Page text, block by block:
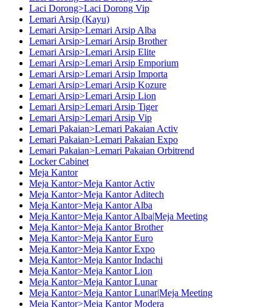
Laci Dorong>Laci Dorong Vip
Lemari Arsip (Kayu)
Lemari Arsip>Lemari Arsip Alba
Lemari Arsip>Lemari Arsip Brother
Lemari Arsip>Lemari Arsip Elite
Lemari Arsip>Lemari Arsip Emporium
Lemari Arsip>Lemari Arsip Importa
Lemari Arsip>Lemari Arsip Kozure
Lemari Arsip>Lemari Arsip Lion
Lemari Arsip>Lemari Arsip Tiger
Lemari Arsip>Lemari Arsip Vip
Lemari Pakaian>Lemari Pakaian Activ
Lemari Pakaian>Lemari Pakaian Expo
Lemari Pakaian>Lemari Pakaian Orbitrend
Locker Cabinet
Meja Kantor
Meja Kantor>Meja Kantor Activ
Meja Kantor>Meja Kantor Aditech
Meja Kantor>Meja Kantor Alba
Meja Kantor>Meja Kantor Alba|Meja Meeting
Meja Kantor>Meja Kantor Brother
Meja Kantor>Meja Kantor Euro
Meja Kantor>Meja Kantor Expo
Meja Kantor>Meja Kantor Indachi
Meja Kantor>Meja Kantor Lion
Meja Kantor>Meja Kantor Lunar
Meja Kantor>Meja Kantor Lunar|Meja Meeting
Meja Kantor>Meja Kantor Modera